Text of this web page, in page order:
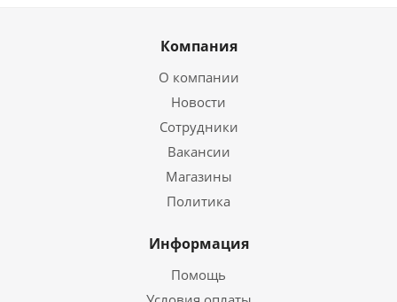
Компания
О компании
Новости
Сотрудники
Вакансии
Магазины
Политика
Информация
Помощь